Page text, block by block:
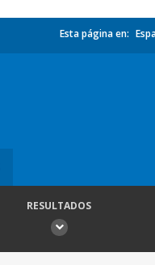
Esta página en:
RESULTADOS